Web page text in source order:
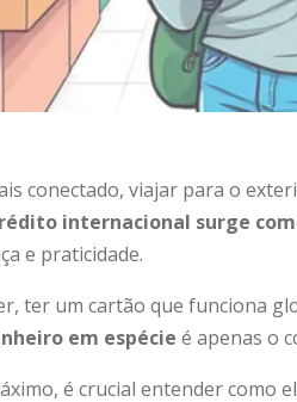
conectado, viajar para o
internacional surge
e praticidade.
ter um cartão que funciona
em espécie é apenas o
é crucial entender como